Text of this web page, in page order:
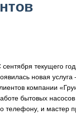
сентября текущего
новая
компании
бытовых
телефону, и мастер